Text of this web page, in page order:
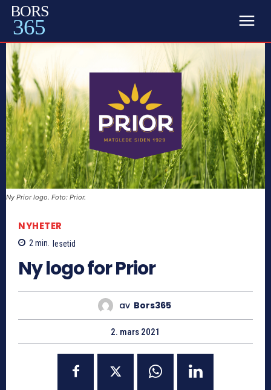
BORS
365
Ny Prior logo. Foto: Prior.
NYHETER
2min. lesetid
Ny logo for Prior
av Bors365
2. mars 2021